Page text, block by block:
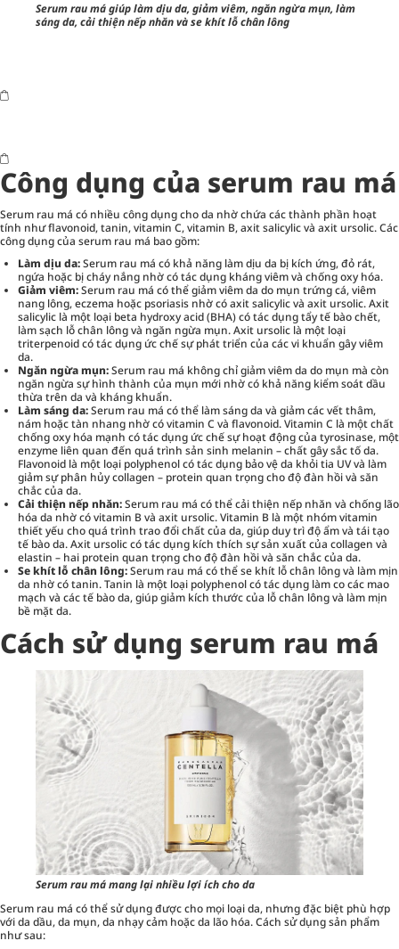
Serum rau má giúp làm dịu da, giảm viêm, ngăn ngừa mụn, làm
sáng da, cải thiện nếp nhăn và se khít lỗ chân lông
Công dụng của serum rau má
Serum rau má có nhiều công dụng cho da nhờ chứa các thành phần hoạt
tính như flavonoid, tanin, vitamin C, vitamin B, axit salicylic và axit ursolic. Các
công dụng của serum rau má bao gồm:
Làm dịu da:Serum rau má có khả năng làm dịu da bị kích ứng, đỏ rát,
ngứa hoặc bị cháy nắng nhờ có tác dụng kháng viêm và chống oxy hóa.
Giảm viêm:Serum rau má có thể giảm viêm da do mụn trứng cá, viêm
nang lông, eczema hoặc psoriasis nhờ có axit salicylic và axit ursolic. Axit
salicylic là một loại beta hydroxy acid (BHA) có tác dụng tẩy tế bào chết,
làm sạch lỗ chân lông và ngăn ngừa mụn. Axit ursolic là một loại
triterpenoid có tác dụng ức chế sự phát triển của các vi khuẩn gây viêm
da.
Ngăn ngừa mụn:Serum rau má không chỉ giảm viêm da do mụn mà còn
ngăn ngừa sự hình thành của mụn mới nhờ có khả năng kiểm soát dầu
thừa trên da và kháng khuẩn.
Làm sáng da:Serum rau má có thể làm sáng da và giảm các vết thâm,
nám hoặc tàn nhang nhờ có vitamin C và flavonoid. Vitamin C là một chất
chống oxy hóa mạnh có tác dụng ức chế sự hoạt động của tyrosinase, một
enzyme liên quan đến quá trình sản sinh melanin – chất gây sắc tố da.
Flavonoid là một loại polyphenol có tác dụng bảo vệ da khỏi tia UV và làm
giảm sự phân hủy collagen – protein quan trọng cho độ đàn hồi và săn
chắc của da.
Cải thiện nếp nhăn:Serum rau má có thể cải thiện nếp nhăn và chống lão
hóa da nhờ có vitamin B và axit ursolic. Vitamin B là một nhóm vitamin
thiết yếu cho quá trình trao đổi chất của da, giúp duy trì độ ẩm và tái tạo
tế bào da. Axit ursolic có tác dụng kích thích sự sản xuất của collagen và
elastin – hai protein quan trọng cho độ đàn hồi và săn chắc của da.
Se khít lỗ chân lông:Serum rau má có thể se khít lỗ chân lông và làm mịn
da nhờ có tanin. Tanin là một loại polyphenol có tác dụng làm co các mao
mạch và các tế bào da, giúp giảm kích thước của lỗ chân lông và làm mịn
bề mặt da.
Cách sử dụng serum rau má
Serum rau má mang lại nhiều lợi ích cho da
Serum rau má có thể sử dụng được cho mọi loại da, nhưng đặc biệt phù hợp
với da dầu, da mụn, da nhạy cảm hoặc da lão hóa. Cách sử dụng sản phẩm
như sau: